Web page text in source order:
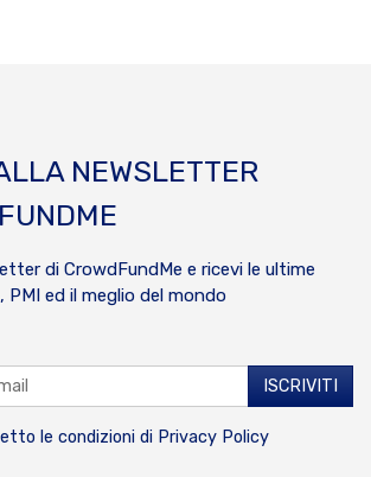
NEWSLETTER
di CrowdFundMe e ricevi le ultime
ed il meglio del mondo
le condizioni di Privacy Policy